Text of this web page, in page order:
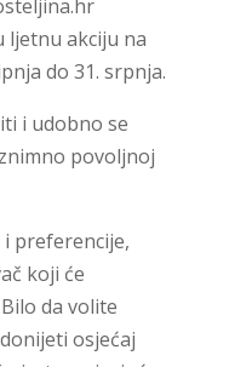
ljetnu akciju na
do 31. srpnja.
i udobno se
povoljnoj
preferencije,
koji će
da volite
osjećaj